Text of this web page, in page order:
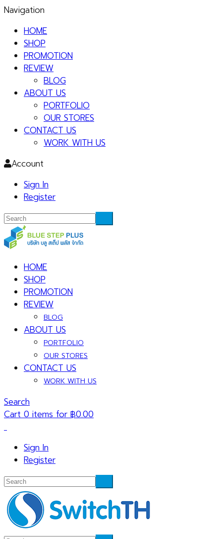
Navigation
HOME
SHOP
PROMOTION
REVIEW
BLOG
ABOUT US
PORTFOLIO
OUR STORES
CONTACT US
WORK WITH US
Account
Sign In
Register
HOME
SHOP
PROMOTION
REVIEW
BLOG
ABOUT US
PORTFOLIO
OUR STORES
CONTACT US
WORK WITH US
Search
Cart 0 items for ฿0.00
Sign In
Register